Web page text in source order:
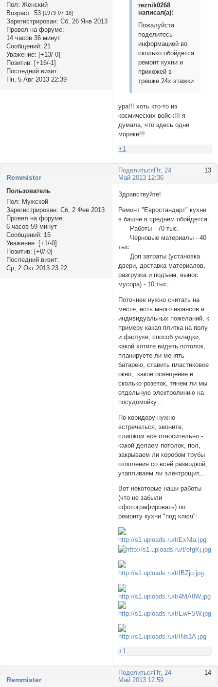
Пол: Женский
Возраст: 53 [1973-07-18]
Зарегистрирован: Сб, 26 Янв 2013
Провел на форуме:
14 часов 36 минут
Сообщений: 21
Уважение: [+13/-0]
Позитив: [+16/-1]
Последний визит:
Пн, 5 Авг 2013 22:39
reznik0268
написал(а):
Пожалуйста
поделитесь
информацией во
сколько обойдется
ремонт кухни и
прихожей в
трёшке 24х этажки
ура!!! хоть кто-то из
космических войск!!! я
думала, что здесь одни
моряки!!!
+1
Поделиться 13
Пт, 24
Май 2013 12:36
Rеmmister
Пользователь
Пол: Мужской
Зарегистрирован: Сб, 2 Фев 2013
Провел на форуме:
6 часов 59 минут
Сообщений: 15
Уважение: [+1/-0]
Позитив: [+0/-0]
Последний визит:
Ср, 2 Окт 2013 23:22
Здравствуйте!
Ремонт "Евростандарт" кухни
в башне в среднем обойдется:
Работы - 70 тыс.
Черновые материалы - 40
тыс.
Доп затраты (установка
двери, доставка материалов,
разгрузка и подъем, вынос
мусора) - 10 тыс.
Поточнее нужно считать на
месте, есть много нюансов и
индивидуальных пожеланий, к
примеру какая плитка на полу
и фартуке, способ укладки,
какой хотите видеть потолок,
планируете ли менять
батарею, ставить пластиковое
окно, какое освещение и
сколько розеток, тянем ли мы
отдельную электролинию на
посудомойку...
По коридору нужно
встречаться, звоните,
слишком все относительно -
какой делаем потолок, пол,
закрываем ли коробом трубы
отопления со всей разводкой,
утапливаем ли электрощит,..
Вот некоторые наши работы
(что не забыли
сфотографировать) по
ремонту кухни "под ключ":
+1
Поделиться 14
Пт, 24
Май 2013 12:59
Rеmmister